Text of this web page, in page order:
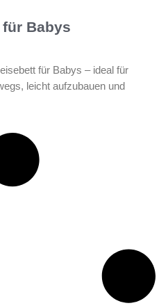
Babys
für Babys – ideal für
leicht aufzubauen und